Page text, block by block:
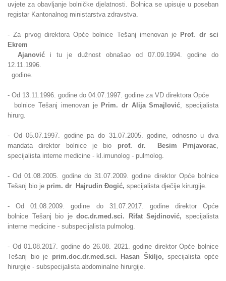
uvjete za obavljanje bolničke djelatnosti. Bolnica se upisuje u poseban
registar Kantonalnog ministarstva zdravstva.
- Za prvog direktora Opće bolnice Tešanj imenovan je Prof. dr sci
Ekrem
Ajanović i tu je dužnost obnašao od 07.09.1994. godine do
12.11.1996.
godine.
- Od 13.11.1996. godine do 04.07.1997. godine za VD direktora Opće
bolnice Tešanj imenovan je Prim. dr Alija Smajlović, specijalista
hirurg.
- Od 05.07.1997. godine pa do 31.07.2005. godine, odnosno u dva
mandatadirektor bolnice je bio prof. dr. Besim Prnjavorac,
specijalista interne medicine - kl.imunolog - pulmolog.
- Od 01.08.2005. godine do 31.07.2009. godine direktor Opće bolnice
Tešanj bio je prim. dr Hajrudin Ðogić, specijalista dječije kirurgije.
- Od01.08.2009. godine do 31.07.2017. godine direktor Opće
bolnice Tešanj bio jedoc.dr.med.sci. Rifat Sejdinović,specijalista
interne medicine - subspecijalista pulmolog.
- Od 01.08.2017. godine do 26.08. 2021. godine direktor Opće bolnice
Tešanj bioje prim.doc.dr.med.sci. Hasan Škiljo,specijalista opće
hirurgije - subspecijalista abdominalne hirurgije.